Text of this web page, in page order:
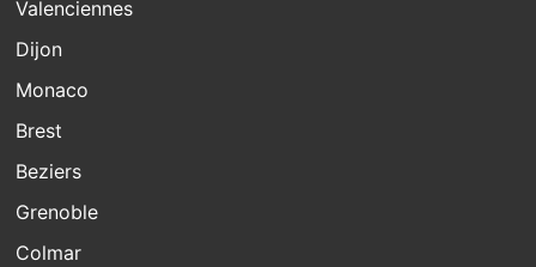
Valenciennes
Dijon
Monaco
Brest
Beziers
Grenoble
Colmar